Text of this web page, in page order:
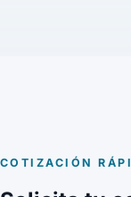
COTIZACIÓN